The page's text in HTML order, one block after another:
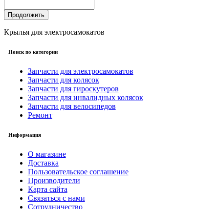
Продолжить
Крылья для электросамокатов
Поиск по категории
Запчасти для электросамокатов
Запчасти для колясок
Запчасти для гироскутеров
Запчасти для инвалидных колясок
Запчасти для велосипедов
Ремонт
Информация
О магазине
Доставка
Пользовательское соглашение
Производители
Карта сайта
Связаться с нами
Сотрудничество